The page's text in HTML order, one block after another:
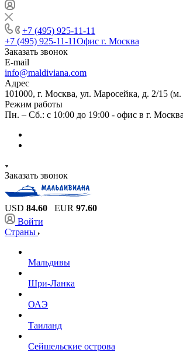
+7 (495) 925-11-11
+7 (495) 925-11-11Офис г. Москва
Заказать звонок
E-mail
info@maldiviana.com
Адрес
101000, г. Москва, ул. Маросейка, д. 2/15
Режим работы
Пн. – Сб.: с 10:00 до 19:00 - офис в г. Москва
Заказать звонок
USD 84.60 EUR 97.60
Войти
Страны
Мальдивы
Шри-Ланка
ОАЭ
Таиланд
Сейшельские острова